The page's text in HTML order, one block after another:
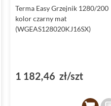
Terma Easy Grzejnik 1280/200
kolor czarny mat
(WGEAS128020KJ16SX)
1 182,46 zł/szt